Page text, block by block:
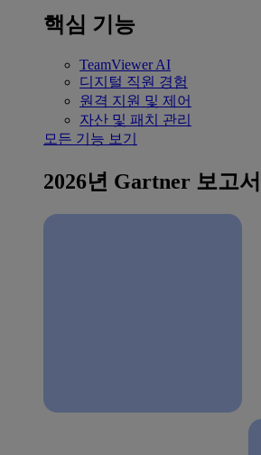
핵심 기능
TeamViewer AI
디지털 직원 경험
원격 지원 및 제어
자산 및 패치 관리
모든 기능 보기
2026년 Gartner 보고서